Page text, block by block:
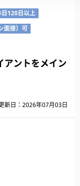
日120日以上
面接）可
アントをメイン
新日：2026年07月03日